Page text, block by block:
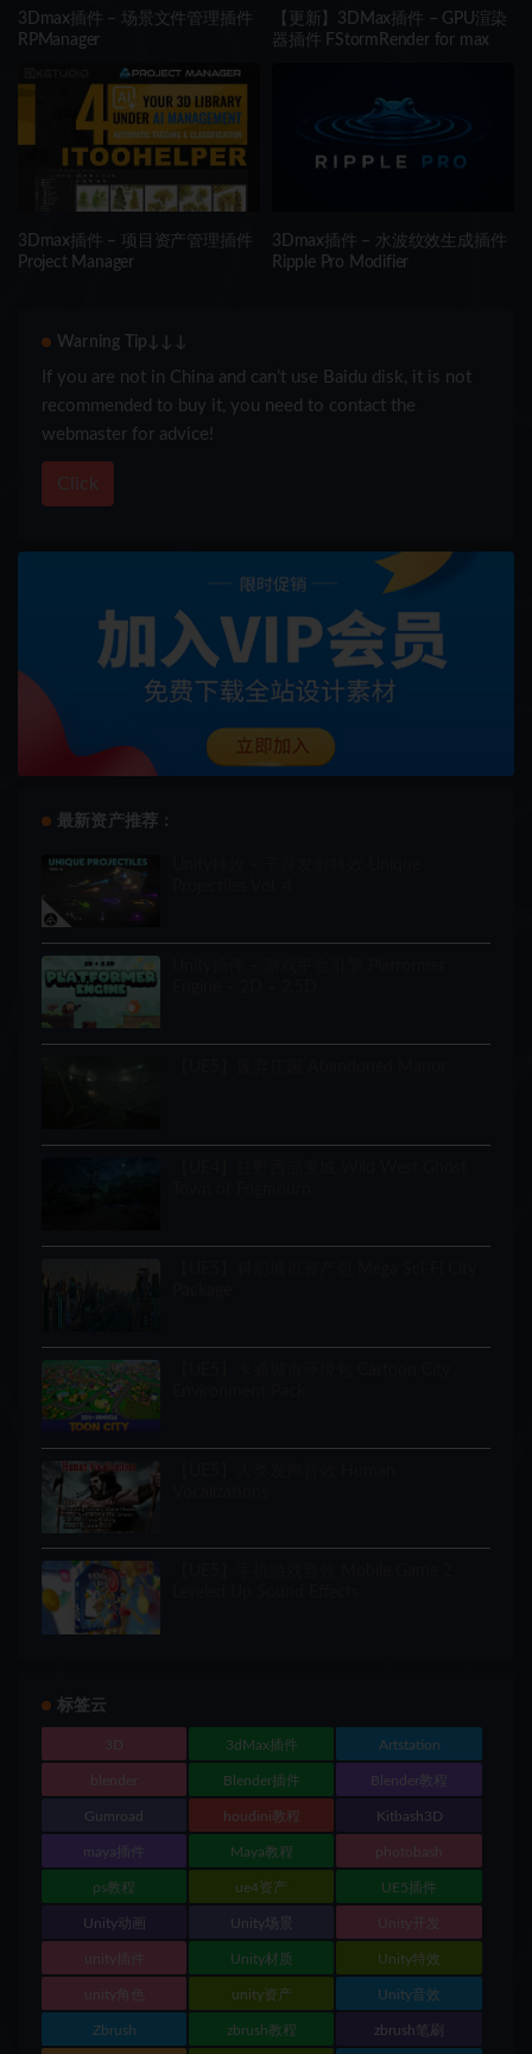
3Dmax插件 – 场景文件管理插件
RPManager
【更新】3DMax插件 – GPU渲染
器插件 FStormRender for max
3Dmax插件 – 项目资产管理插件
Project Manager
3Dmax插件 – 水波纹效生成插件
Ripple Pro Modifier
Warning Tip↓↓↓
If you are not in China and can’t use Baidu disk, it is not
recommended to buy it, you need to contact the
webmaster for advice!
Click
最新资产推荐：
标签云
3D 3dMax插件 Artstation
blender Blender插件 Blender教程
Gumroad houdini教程 Kitbash3D
maya插件 Maya教程 photobash
ps教程 ue4资产 UE5插件
Unity动画 Unity场景 Unity开发
unity插件 Unity材质 Unity特效
unity角色 unity资产 Unity音效
Zbrush zbrush教程 zbrush笔刷